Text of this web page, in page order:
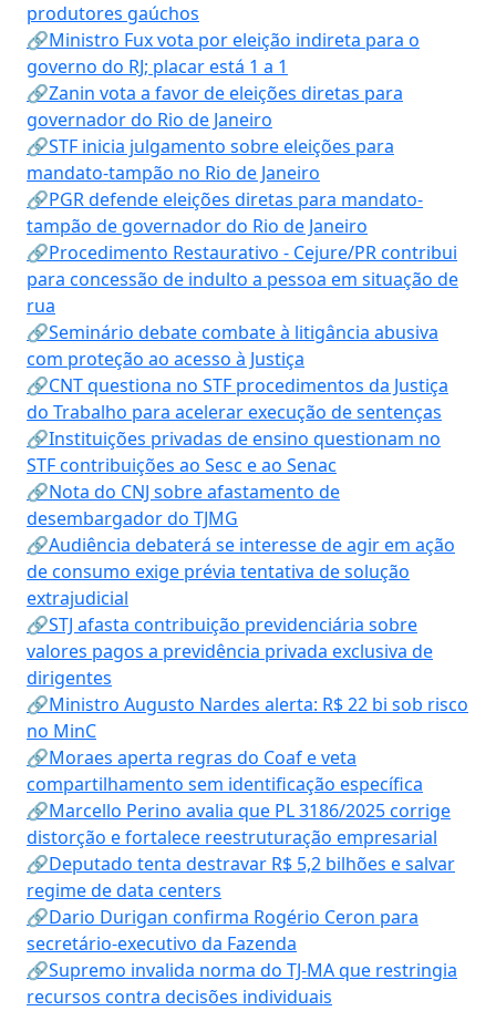
produtores gaúchos
🔗Ministro Fux vota por eleição indireta para o
governo do RJ; placar está 1 a 1
🔗Zanin vota a favor de eleições diretas para
governador do Rio de Janeiro
🔗STF inicia julgamento sobre eleições para
mandato-tampão no Rio de Janeiro
🔗PGR defende eleições diretas para mandato-
tampão de governador do Rio de Janeiro
🔗Procedimento Restaurativo - Cejure/PR contribui
para concessão de indulto a pessoa em situação de
rua
🔗Seminário debate combate à litigância abusiva
com proteção ao acesso à Justiça
🔗CNT questiona no STF procedimentos da Justiça
do Trabalho para acelerar execução de sentenças
🔗Instituições privadas de ensino questionam no
STF contribuições ao Sesc e ao Senac
🔗Nota do CNJ sobre afastamento de
desembargador do TJMG
🔗Audiência debaterá se interesse de agir em ação
de consumo exige prévia tentativa de solução
extrajudicial
🔗STJ afasta contribuição previdenciária sobre
valores pagos a previdência privada exclusiva de
dirigentes
🔗Ministro Augusto Nardes alerta: R$ 22 bi sob risco
no MinC
🔗Moraes aperta regras do Coaf e veta
compartilhamento sem identificação específica
🔗Marcello Perino avalia que PL 3186/2025 corrige
distorção e fortalece reestruturação empresarial
🔗Deputado tenta destravar R$ 5,2 bilhões e salvar
regime de data centers
🔗Dario Durigan confirma Rogério Ceron para
secretário-executivo da Fazenda
🔗Supremo invalida norma do TJ-MA que restringia
recursos contra decisões individuais